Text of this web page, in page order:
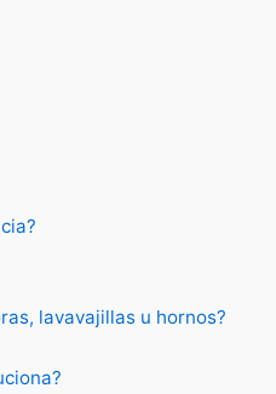
lavavajillas u hornos?